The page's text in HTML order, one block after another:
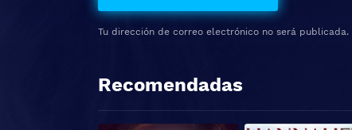
Tu dirección de correo electrónico no será publicada.
Recomendadas